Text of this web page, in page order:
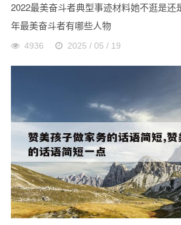
2022最美奋斗者典型事迹材料她不逛是还
年最美奋斗者有哪些人物
4936 2025 / 05 / 19